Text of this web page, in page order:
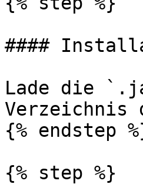
####
Lade die
Verzeichnis
{% endstep
{% step %}